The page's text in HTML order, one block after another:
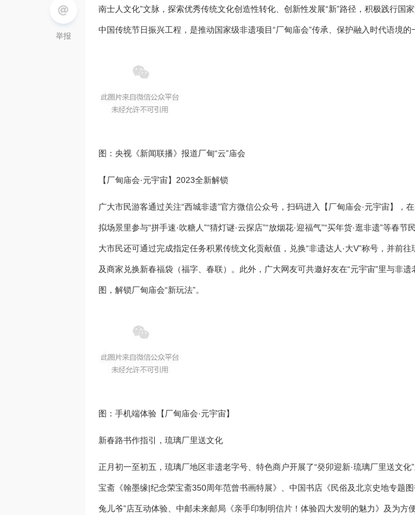
举报
南士人文化”文脉，探索优秀传统文化创造性转化、创新性发展“新”路径，积极践行国
中国传统节日振兴工程，是推动国家级非遗项目“厂甸庙会”传承、保护融入时代语境的
图：央视《新闻联播》报道厂甸“云”庙会
【厂甸庙会·元宇宙】2023全新解锁
广大市民游客通过关注“西城非遗”官方微信公众号，扫码进入【厂甸庙会·元宇宙】，
拟场景里参与“拼手速·吹糖人”“猜灯谜·云探店”“放烟花·迎福气”“买年货·逛非遗”等春节
大市民还可通过完成指定任务积累传统文化贡献值，兑换“非遗达人·大V”称号，并前
及商家兑换新春福袋（福字、春联）。此外，广大网友可共邀好友在“元宇宙”里与非遗
图，解锁厂甸庙会“新玩法”。
图：手机端体验【厂甸庙会·元宇宙】
新春路书作指引，琉璃厂里送文化
正月初一至初五，琉璃厂地区非遗老字号、特色商户开展了“癸卯迎新·琉璃厂里送文化
宝斋《翰墨缘|纪念荣宝斋350周年范曾书画特展》、中国书店《民俗及北京史地专题
兔儿爷”店互动体验、中邮未来邮局《亲手印制明信片！体验四大发明的魅力》及为方